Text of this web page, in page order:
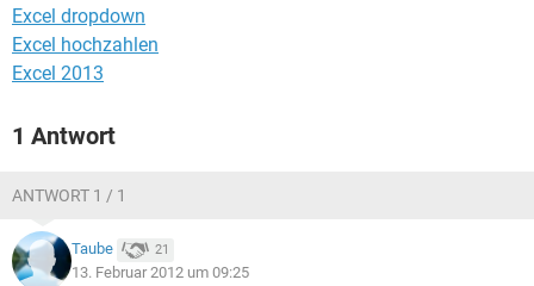
Excel dropdown
Excel hochzahlen
Excel 2013
1 Antwort
ANTWORT 1 / 1
Taube 21
13. Februar 2012 um 09:25